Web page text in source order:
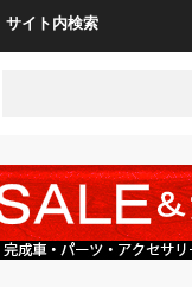
サイト内検索